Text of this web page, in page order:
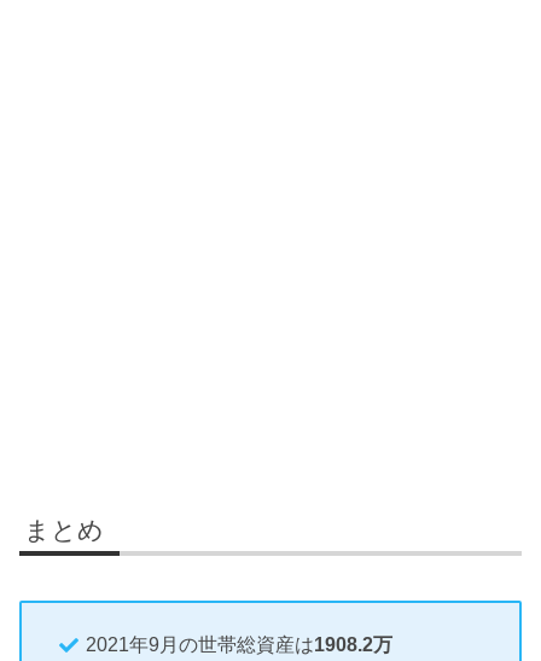
まとめ
2021年9月の世帯総資産は1908.2万